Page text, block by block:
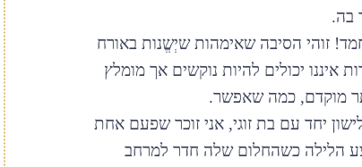
בה.
זוהי הסיבה שאימהות שיְשֱנות באורח
יכולים להיות נוקשים אך מומלץ
מוקדם, כמה שאפשר.
יחד עם בת זוגי, אני זוכר שפעם אחת
הלילה כשהחלום שלה חדר למרחב